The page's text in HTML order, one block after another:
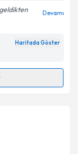
Aydınlatma
belirtilen
Devamı
Haritada Göster
takvimi talebi
için bir